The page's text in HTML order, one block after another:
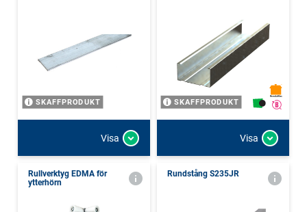
SKAFFPRODUKT
Visa
SKAFFPRODUKT
Visa
Rullverktyg EDMA för
ytterhörn
Rundstång S235JR